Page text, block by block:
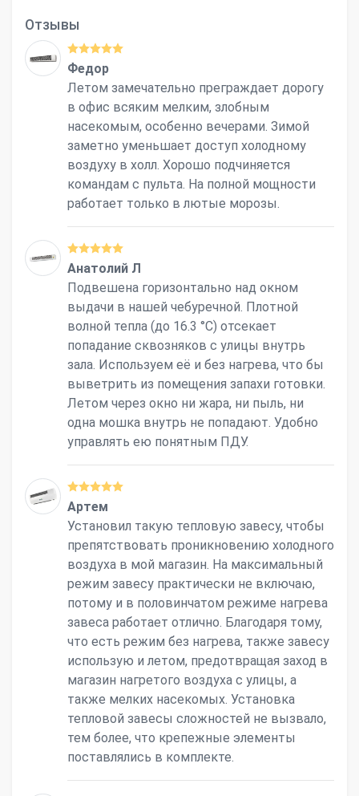
Отзывы
Федор
Летом замечательно преграждает дорогу
в офис всяким мелким, злобным
насекомым, особенно вечерами. Зимой
заметно уменьшает доступ холодному
воздуху в холл. Хорошо подчиняется
командам с пульта. На полной мощности
работает только в лютые морозы.
Анатолий Л
Подвешена горизонтально над окном
выдачи в нашей чебуречной. Плотной
волной тепла (до 16.3 °С) отсекает
попадание сквозняков с улицы внутрь
зала. Используем её и без нагрева, что бы
выветрить из помещения запахи готовки.
Летом через окно ни жара, ни пыль, ни
одна мошка внутрь не попадают. Удобно
управлять ею понятным ПДУ.
Артем
Установил такую тепловую завесу, чтобы
препятствовать проникновению холодного
воздуха в мой магазин. На максимальный
режим завесу практически не включаю,
потому и в половинчатом режиме нагрева
завеса работает отлично. Благодаря тому,
что есть режим без нагрева, также завесу
использую и летом, предотвращая заход в
магазин нагретого воздуха с улицы, а
также мелких насекомых. Установка
тепловой завесы сложностей не вызвало,
тем более, что крепежные элементы
поставлялись в комплекте.